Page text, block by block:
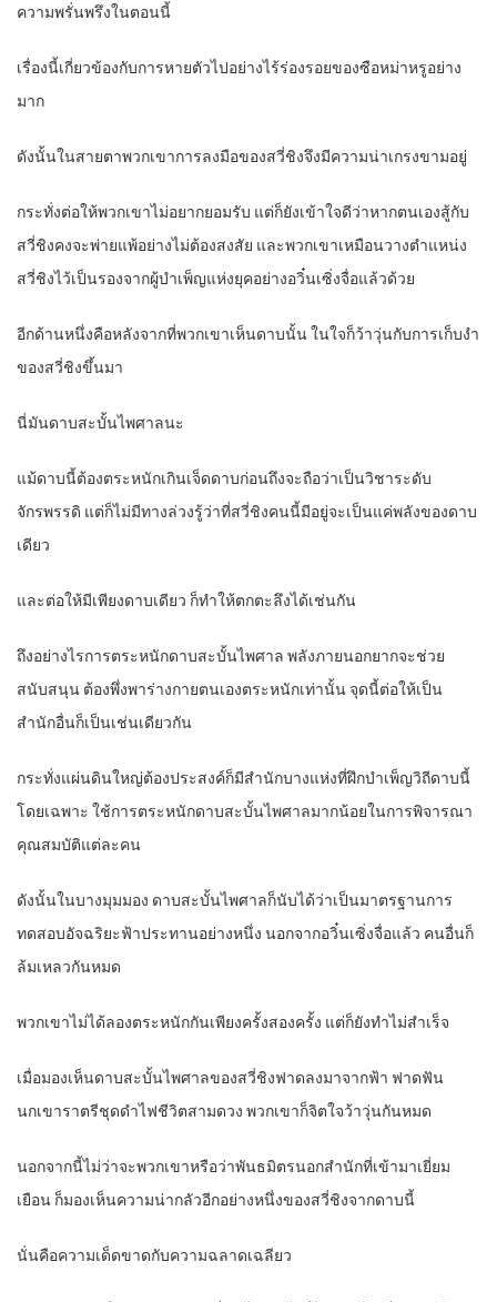
ความพรั่นพรึงในตอนนี้
เรื่องนี้เกี่ยวข้องกับการหายตัวไปอย่างไร้ร่องรอยของซือหม่าหรูอย่าง
มาก
ดังนั้นในสายตาพวกเขาการลงมือของสวี่ชิงจึงมีความน่าเกรงขามอยู่
กระทั่งต่อให้พวกเขาไม่อยากยอมรับ แต่ก็ยังเข้าใจดีว่าหากตนเองสู้กับ
สวี่ชิงคงจะพ่ายแพ้อย่างไม่ต้องสงสัย และพวกเขาเหมือนวางตำแหน่ง
สวี่ชิงไว้เป็นรองจากผู้บำเพ็ญแห่งยุคอย่างอวิ๋นเซิ่งจื่อแล้วด้วย
อีกด้านหนึ่งคือหลังจากที่พวกเขาเห็นดาบนั้น ในใจก็ว้าวุ่นกับการเก็บงำ
ของสวี่ชิงขึ้นมา
นี่มันดาบสะบั้นไพศาลนะ
แม้ดาบนี้ต้องตระหนักเกินเจ็ดดาบก่อนถึงจะถือว่าเป็นวิชาระดับ
จักรพรรดิ แต่ก็ไม่มีทางล่วงรู้ว่าที่สวี่ชิงคนนี้มีอยู่จะเป็นแค่พลังของดาบ
เดียว
และต่อให้มีเพียงดาบเดียว ก็ทำให้ตกตะลึงได้เช่นกัน
ถึงอย่างไรการตระหนักดาบสะบั้นไพศาล พลังภายนอกยากจะช่วย
สนับสนุน ต้องพึ่งพาร่างกายตนเองตระหนักเท่านั้น จุดนี้ต่อให้เป็น
สำนักอื่นก็เป็นเช่นเดียวกัน
กระทั่งแผ่นดินใหญ่ต้องประสงค์ก็มีสำนักบางแห่งที่ฝึกบำเพ็ญวิถีดาบนี้
โดยเฉพาะ ใช้การตระหนักดาบสะบั้นไพศาลมากน้อยในการพิจารณา
คุณสมบัติแต่ละคน
ดังนั้นในบางมุมมอง ดาบสะบั้นไพศาลก็นับได้ว่าเป็นมาตรฐานการ
ทดสอบอัจฉริยะฟ้าประทานอย่างหนึ่ง นอกจากอวิ๋นเซิ่งจื่อแล้ว คนอื่นก็
ล้มเหลวกันหมด
พวกเขาไม่ได้ลองตระหนักกันเพียงครั้งสองครั้ง แต่ก็ยังทำไม่สำเร็จ
เมื่อมองเห็นดาบสะบั้นไพศาลของสวี่ชิงฟาดลงมาจากฟ้า ฟาดฟัน
นกเขาราตรีชุดดำไฟชีวิตสามดวง พวกเขาก็จิตใจว้าวุ่นกันหมด
นอกจากนี้ไม่ว่าจะพวกเขาหรือว่าพันธมิตรนอกสำนักที่เข้ามาเยี่ยม
เยือน ก็มองเห็นความน่ากลัวอีกอย่างหนึ่งของสวี่ชิงจากดาบนี้
นั่นคือความเด็ดขาดกับความฉลาดเฉลียว